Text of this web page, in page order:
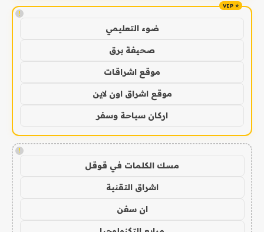
!
ضوء التعليمي
صحيفة برق
موقع اشراقات
موقع اشراق اون لاين
اركان سياحة وسفر
!
مسك الكلمات في قوقل
اشراق التقنية
ان سفن